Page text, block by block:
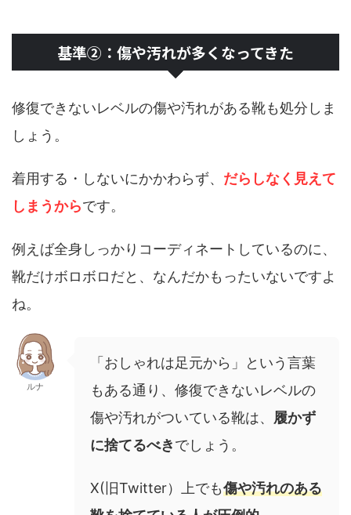
基準②：傷や汚れが多くなってきた
修復できないレベルの傷や汚れがある靴も処分しま
しょう。
着用する・しないにかかわらず、 だらしなく見えて
しまうからです。
例えば全身しっかりコーディネートしているのに、
靴だけボロボロだと、なんだかもったいないですよ
ね。
ルナ
「おしゃれは足元から」という言葉
もある通り、修復できないレベルの
傷や汚れがついている靴は、 履かず
に捨てるべきでしょう。
X(旧Twitter）上でも傷や汚れのある